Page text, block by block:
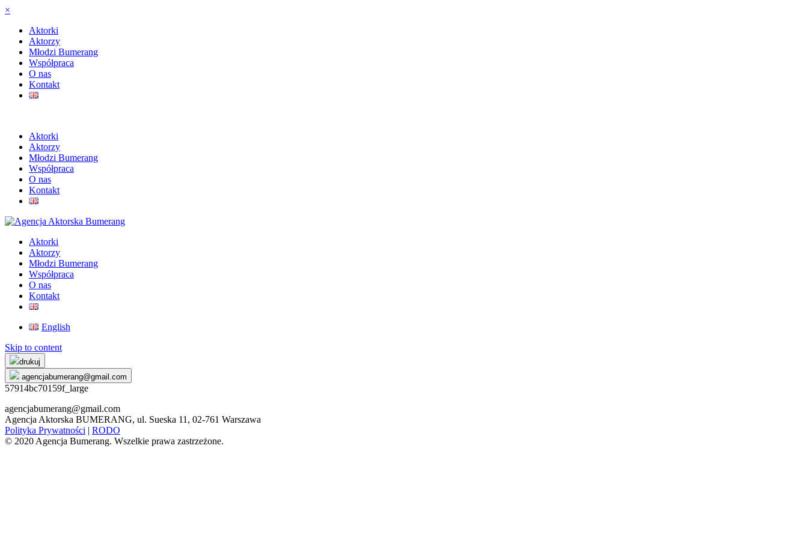
×
Aktorki
Aktorzy
Młodzi Bumerang
Współpraca
O nas
Kontakt
Aktorki
Aktorzy
Młodzi Bumerang
Współpraca
O nas
Kontakt
Aktorki
Aktorzy
Młodzi Bumerang
Współpraca
O nas
Kontakt
English
Skip to content
drukuj
agencjabumerang@gmail.com
57914bc70159f_large
agencjabumerang@gmail.com
Agencja Aktorska BUMERANG, ul. Sueska 11, 02-761 Warszawa
Polityka Prywatności | RODO
© 2020 Agencja Bumerang. Wszelkie prawa zastrzeżone.